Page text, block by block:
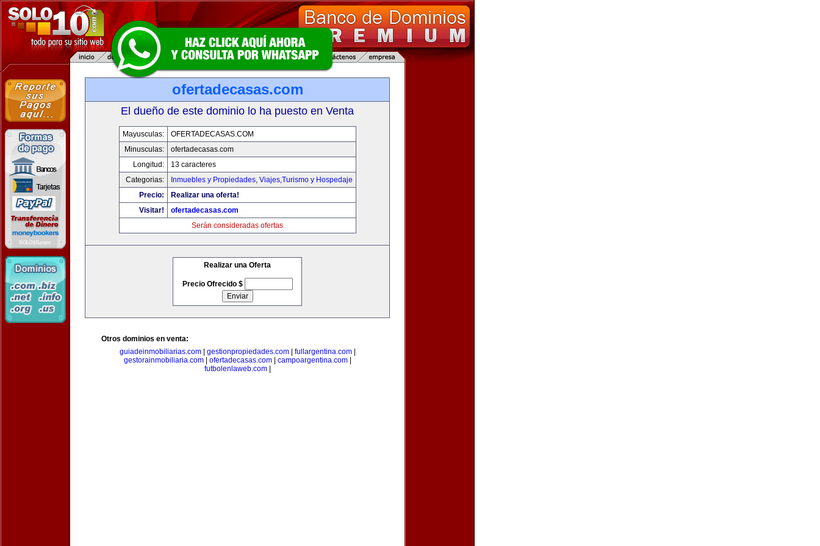
ofertadecasas.com
El dueño de este dominio lo ha puesto en Venta
Mayusculas:
OFERTADECASAS.COM
Minusculas:
ofertadecasas.com
Longitud:
13 caracteres
Categorias:
Inmuebles y Propiedades, Viajes,Turismo y Hospedaje
Precio:
Realizar una oferta!
Visitar!
ofertadecasas.com
Serán consideradas ofertas
Realizar una Oferta
Precio Ofrecido $
Otros dominios en venta:
guiadeinmobiliarias.com| gestionpropiedades.com| fullargentina.com|
gestorainmobiliaria.com| ofertadecasas.com| campoargentina.com|
futbolenlaweb.com|